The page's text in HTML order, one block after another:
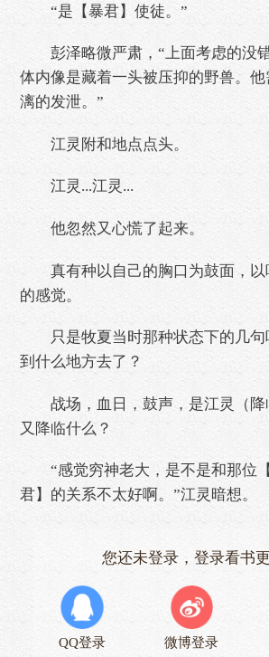
“是【暴君】使徒。”
彭泽略微严肃，“上面考虑的没
体内像是藏着一头被压抑的野兽。
漓的发泄。”
江灵附和地点点头。
江灵...江灵...
他忽然又心慌了起来。
真有种以自己的胸口为鼓面，以
的感觉。
只是牧夏当时那种状态下的几句
到什么地方去了？
战场，血日，鼓声，是江灵（降
又降临什么？
“感觉穷神老大，是不是和那位
君】的关系不太好啊。”江灵暗想。
您还未登录，登录看书
QQ登录 微博登录